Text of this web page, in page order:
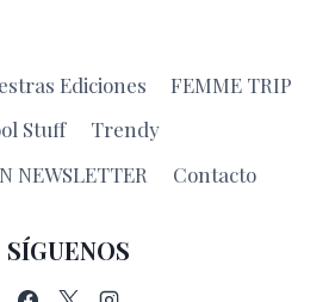
Ediciones
FEMME TRIP
Stuff
Trendy
NEWSLETTER
Contacto
SÍGUENOS